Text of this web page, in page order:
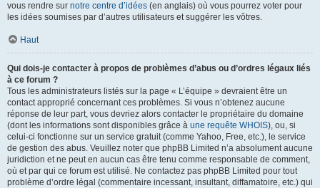
vous rendre sur notre centre d’idées (en anglais) où vous pourrez voter pour
les idées soumises par d’autres utilisateurs et suggérer les vôtres.
Haut
Qui dois-je contacter à propos de problèmes d’abus ou d’ordres légaux liés
à ce forum ?
Tous les administrateurs listés sur la page « L’équipe » devraient être un
contact approprié concernant ces problèmes. Si vous n’obtenez aucune
réponse de leur part, vous devriez alors contacter le propriétaire du domaine
(dont les informations sont disponibles grâce à une requête WHOIS), ou, si
celui-ci fonctionne sur un service gratuit (comme Yahoo, Free, etc.), le service
de gestion des abus. Veuillez noter que phpBB Limited n’a absolument aucune
juridiction et ne peut en aucun cas être tenu comme responsable de comment,
où et par qui ce forum est utilisé. Ne contactez pas phpBB Limited pour tout
problème d’ordre légal (commentaire incessant, insultant, diffamatoire, etc.) qui